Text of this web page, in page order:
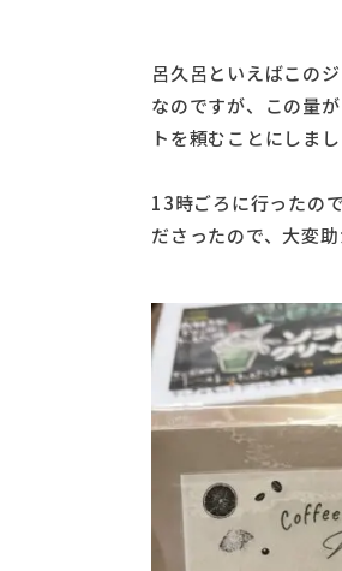
呂久呂といえばこの
なのですが、この量
トを頼むことにしま
13時ごろに行ったの
ださったので、大変助